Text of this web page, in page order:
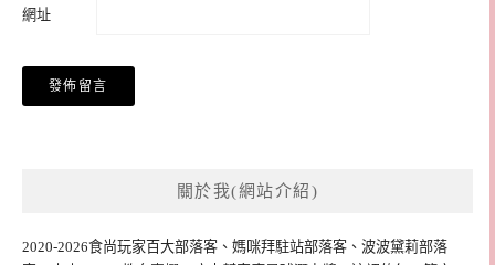
網址
關於我(網站介紹)
2020-2026食尚玩家百大部落客、媽咪拜駐站部落客、波波黛莉部落